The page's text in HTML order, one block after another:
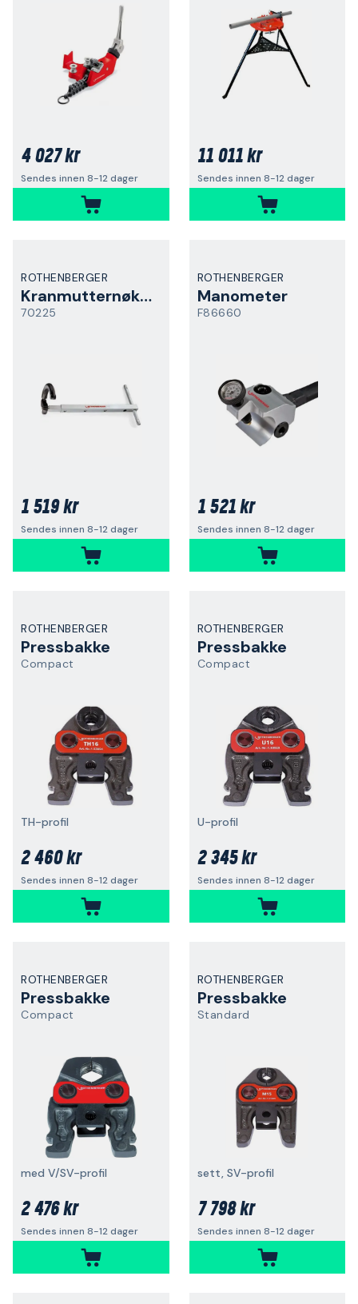
4 027 kr
Sendes innen 8-12 dager
11 011 kr
Sendes innen 8-12 dager
ROTHENBERGER
Kranmutternøkkel
70225
1 519 kr
Sendes innen 8-12 dager
ROTHENBERGER
Manometer
F86660
1 521 kr
Sendes innen 8-12 dager
ROTHENBERGER
Pressbakke
Compact
TH-profil
2 460 kr
Sendes innen 8-12 dager
ROTHENBERGER
Pressbakke
Compact
U-profil
2 345 kr
Sendes innen 8-12 dager
ROTHENBERGER
Pressbakke
Compact
med V/SV-profil
2 476 kr
Sendes innen 8-12 dager
ROTHENBERGER
Pressbakke
Standard
sett, SV-profil
7 798 kr
Sendes innen 8-12 dager